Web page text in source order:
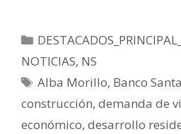
NOTICIAS, NS
Alba Morillo, Banco
construcción, demanda de
económico, desarrollo